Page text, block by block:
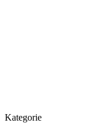
Kategorie